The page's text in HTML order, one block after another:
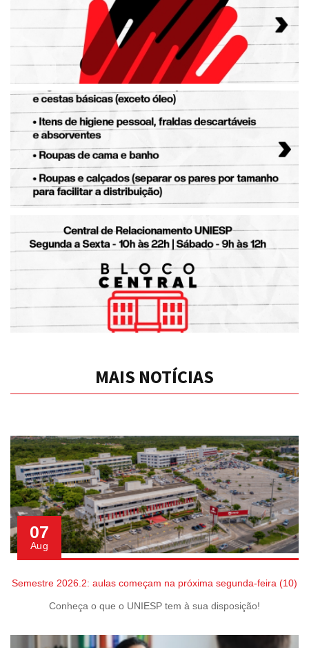
MAIS NOTÍCIAS
07
Aug
Semestre 2026.2: aulas começam na próxima segunda-feira (10)
Conheça o que o UNIESP tem à sua disposição!